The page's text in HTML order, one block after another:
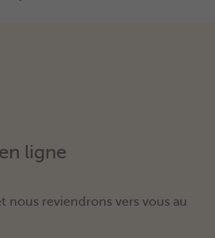
ligne
nous reviendrons vers vous au